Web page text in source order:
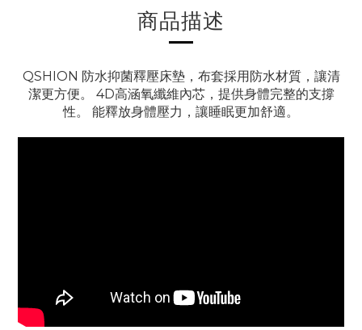
商品描述
QSHION 防水抑菌釋壓床墊，布套採用防水材質，讓清
潔更方便。 4D高涵氧纖維內芯，提供身體完整的支撐
性。 能釋放身體壓力，讓睡眠更加舒適。